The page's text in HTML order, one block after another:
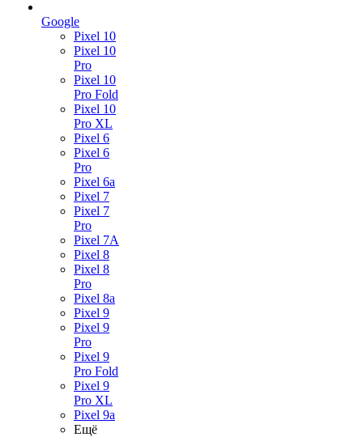
Google
Pixel 10
Pixel 10
Pro
Pixel 10
Pro Fold
Pixel 10
Pro XL
Pixel 6
Pixel 6
Pro
Pixel 6a
Pixel 7
Pixel 7
Pro
Pixel 7A
Pixel 8
Pixel 8
Pro
Pixel 8a
Pixel 9
Pixel 9
Pro
Pixel 9
Pro Fold
Pixel 9
Pro XL
Pixel 9a
Ещё